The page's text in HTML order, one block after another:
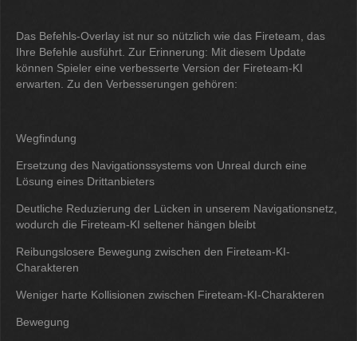
Das Befehls-Overlay ist nur so nützlich wie das Fireteam, das
Ihre Befehle ausführt. Zur Erinnerung: Mit diesem Update
können Spieler eine verbesserte Version der Fireteam-KI
erwarten. Zu den Verbesserungen gehören:
Wegfindung
Ersetzung des Navigationssystems von Unreal durch eine
Lösung eines Drittanbieters
Deutliche Reduzierung der Lücken in unserem Navigationsnetz,
wodurch die Fireteam-KI seltener hängen bleibt
Reibungslosere Bewegung zwischen den Fireteam-KI-
Charakteren
Weniger harte Kollisionen zwischen Fireteam-KI-Charakteren
Bewegung